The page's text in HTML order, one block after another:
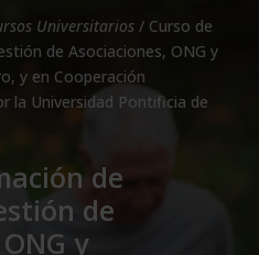
Universitarios / Curso de
de Asociaciones, ONG y
y en Cooperación
la Universidad Pontificia de
de
de
y